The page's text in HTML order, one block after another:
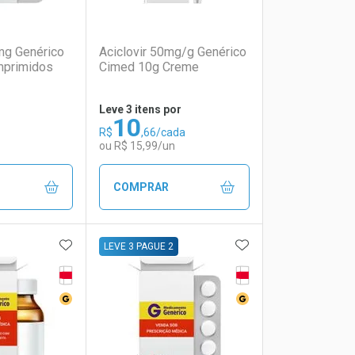
Genérico
FECHAR
FECHAR
Aciclovir 50mg/g Genérico
Cimed 10g Creme
Leve 3 itens por
R$10,66/cada
ou R$ 15,99/un
COMPRAR
Tarja Vermelha
Medicamento Genérico
ADICIONAR AOS FAVORITOS
Tarja Vermelha
Medicamento
LEVE 3 PAGUE 2 ADICIONAR AOS